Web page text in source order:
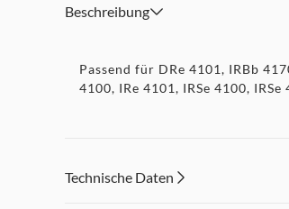
Beschreibung
Passend für DRe 4101, IRBb
4100, IRe 4101, IRSe 4100, IRSe
Technische Daten